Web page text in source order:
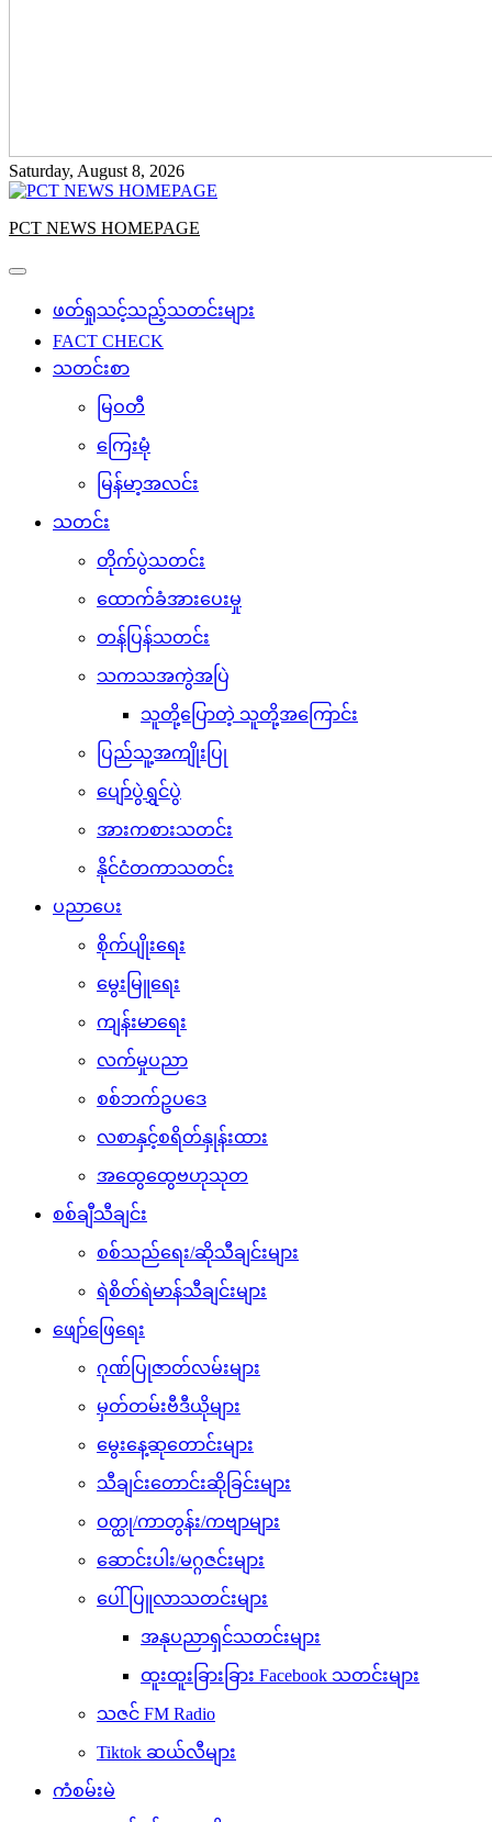
Saturday, August 8, 2026
PCT NEWS HOMEPAGE
ဖတ်ရှုသင့်သည့်သတင်းများ
FACT CHECK
သတင်းစာ
မြဝတီ
ကြေးမုံ
မြန်မာ့အလင်း
သတင်း
တိုက်ပွဲသတင်း
ထောက်ခံအားပေးမှု
တန်ပြန်သတင်း
သကသအကွဲအပြဲ
သူတို့ပြောတဲ့ သူတို့အကြောင်း
ပြည်သူ့အကျိုးပြု
ပျော်ပွဲရွှင်ပွဲ
အားကစားသတင်း
နိုင်ငံတကာသတင်း
ပညာပေး
စိုက်ပျိုးရေး
မွေးမြူရေး
ကျန်းမာရေး
လက်မှုပညာ
စစ်ဘက်ဥပဒေ
လစာနှင့်စရိတ်နှုန်းထား
အထွေထွေဗဟုသုတ
စစ်ချီသီချင်း
စစ်သည်ရေး/ဆိုသီချင်းများ
ရဲစိတ်ရဲမာန်သီချင်းများ
ဖျော်ဖြေရေး
ဂုဏ်ပြုဇာတ်လမ်းများ
မှတ်တမ်းဗီဒီယိုများ
မွေးနေ့ဆုတောင်းများ
သီချင်းတောင်းဆိုခြင်းများ
ဝတ္ထု/ကာတွန်း/ကဗျာများ
ဆောင်းပါး/မဂ္ဂဇင်းများ
ပေါ်ပြူလာသတင်းများ
အနုပညာရှင်သတင်းများ
ထူးထူးခြားခြား Facebook သတင်းများ
သဇင် FM Radio
Tiktok ဆယ်လီများ
ကံစမ်းမဲ